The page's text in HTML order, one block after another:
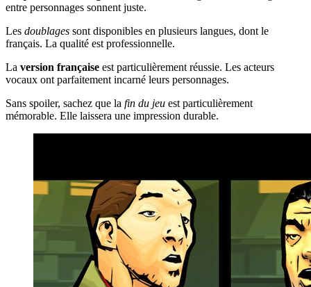
entre personnages sonnent juste.
Les doublages sont disponibles en plusieurs langues, dont le
français. La qualité est professionnelle.
La version française est particulièrement réussie. Les acteurs
vocaux ont parfaitement incarné leurs personnages.
Sans spoiler, sachez que la fin du jeu est particulièrement
mémorable. Elle laissera une impression durable.